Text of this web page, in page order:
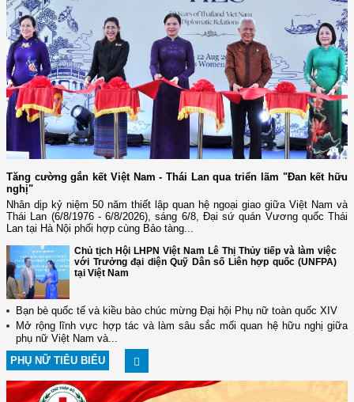
Tăng cường gắn kết Việt Nam - Thái Lan qua triển lãm "Đan kết hữu
nghị"
Nhân dịp kỷ niệm 50 năm thiết lập quan hệ ngoại giao giữa Việt Nam và
Thái Lan (6/8/1976 - 6/8/2026), sáng 6/8, Đại sứ quán Vương quốc Thái
Lan tại Hà Nội phối hợp cùng Bảo tàng...
Chủ tịch Hội LHPN Việt Nam Lê Thị Thủy tiếp và làm việc
với Trưởng đại diện Quỹ Dân số Liên hợp quốc (UNFPA)
tại Việt Nam
Bạn bè quốc tế và kiều bào chúc mừng Đại hội Phụ nữ toàn quốc XIV
Mở rộng lĩnh vực hợp tác và làm sâu sắc mối quan hệ hữu nghị giữa
phụ nữ Việt Nam và...
PHỤ NỮ TIÊU BIỂU